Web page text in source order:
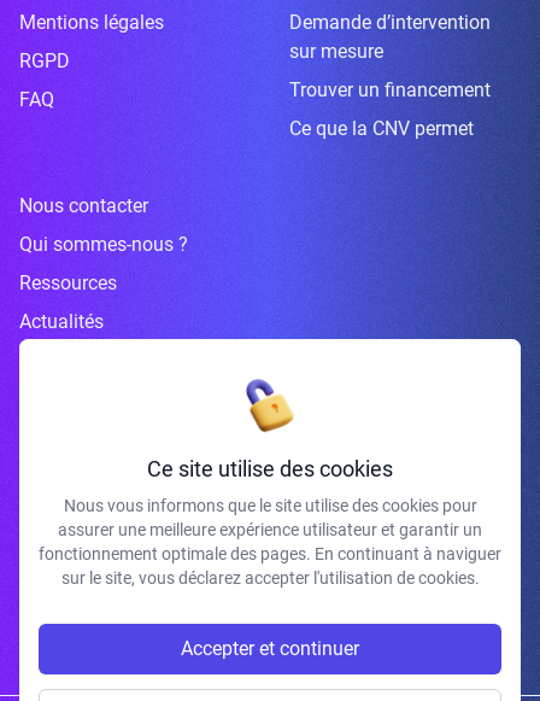
Mentions légales
RGPD
FAQ
Demande d’intervention
sur mesure
Trouver un financement
Ce que la CNV permet
Nous contacter
Qui sommes-nous ?
Ressources
Actualités
Inscrivez-vous à la newsletter
J'accepte de recevoir vos e-mails et confirme avoir pris connaissance de
votre politique de confidentialité et mentions légales.
Ce site utilise des cookies
Nous vous informons que le site utilise des cookies pour
assurer une meilleure expérience utilisateur et garantir un
fonctionnement optimale des pages. En continuant à naviguer
sur le site, vous déclarez accepter l'utilisation de cookies.
Accepter et continuer